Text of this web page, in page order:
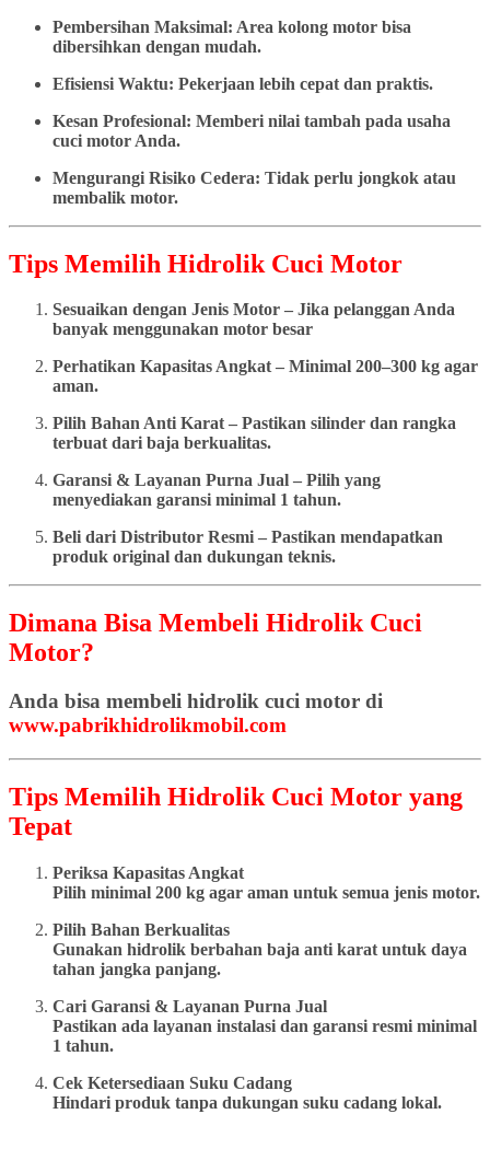
Pembersihan Maksimal: Area kolong motor bisa
dibersihkan dengan mudah.
Efisiensi Waktu: Pekerjaan lebih cepat dan praktis.
Kesan Profesional: Memberi nilai tambah pada usaha
cuci motor Anda.
Mengurangi Risiko Cedera: Tidak perlu jongkok atau
membalik motor.
Tips Memilih Hidrolik Cuci Motor
Sesuaikan dengan Jenis Motor – Jika pelanggan Anda
banyak menggunakan motor besar
Perhatikan Kapasitas Angkat – Minimal 200–300 kg agar
aman.
Pilih Bahan Anti Karat – Pastikan silinder dan rangka
terbuat dari baja berkualitas.
Garansi & Layanan Purna Jual – Pilih yang
menyediakan garansi minimal 1 tahun.
Beli dari Distributor Resmi – Pastikan mendapatkan
produk original dan dukungan teknis.
Dimana Bisa Membeli Hidrolik Cuci
Motor?
Anda bisa membeli hidrolik cuci motor di
www.pabrikhidrolikmobil.com
Tips Memilih Hidrolik Cuci Motor yang
Tepat
Periksa Kapasitas Angkat
Pilih minimal 200 kg agar aman untuk semua jenis motor.
Pilih Bahan Berkualitas
Gunakan hidrolik berbahan baja anti karat untuk daya
tahan jangka panjang.
Cari Garansi & Layanan Purna Jual
Pastikan ada layanan instalasi dan garansi resmi minimal
1 tahun.
Cek Ketersediaan Suku Cadang
Hindari produk tanpa dukungan suku cadang lokal.